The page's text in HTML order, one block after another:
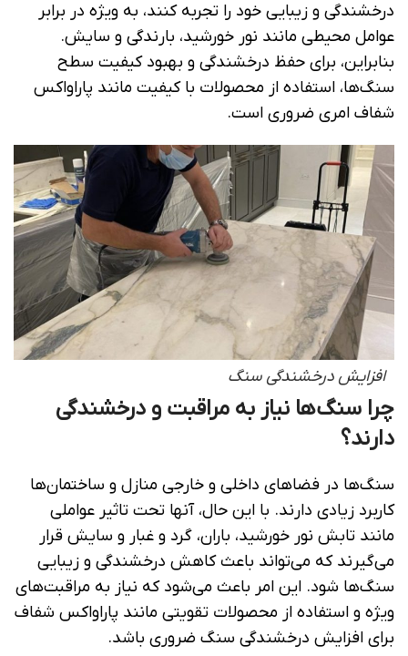
درخشندگی و زیبایی خود را تجربه کنند، به ویژه در برابر
عوامل محیطی مانند نور خورشید، بارندگی و سایش.
بنابراین، برای حفظ درخشندگی و بهبود کیفیت سطح
سنگ‌ها، استفاده از محصولات با کیفیت مانند پاراواکس
شفاف امری ضروری است.
افزایش درخشندگی سنگ
چرا سنگ‌ها نیاز به مراقبت و درخشندگی
دارند؟
سنگ‌ها در فضاهای داخلی و خارجی منازل و ساختمان‌ها
کاربرد زیادی دارند. با این حال، آنها تحت تاثیر عواملی
مانند تابش نور خورشید، باران، گرد و غبار و سایش قرار
می‌گیرند که می‌تواند باعث کاهش درخشندگی و زیبایی
سنگ‌ها شود. این امر باعث می‌شود که نیاز به مراقبت‌های
ویژه و استفاده از محصولات تقویتی مانند پاراواکس شفاف
برای افزایش درخشندگی سنگ ضروری باشد.